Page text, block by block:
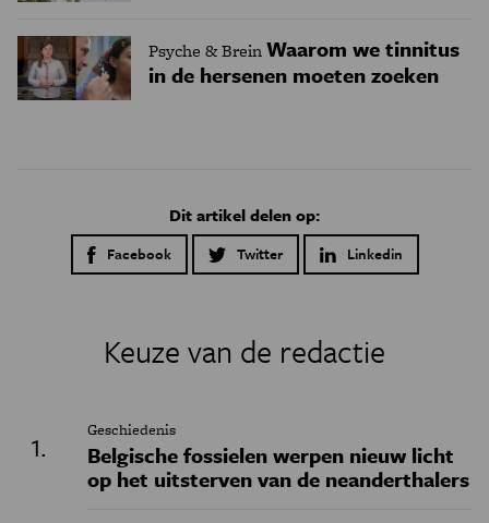
Psyche & BreinWaarom we tinnitus
in de hersenen moeten zoeken
Dit artikel delen op:
Facebook Twitter Linkedin
Keuze van de redactie
Geschiedenis
Belgische fossielen werpen nieuw licht
op het uitsterven van de neanderthalers